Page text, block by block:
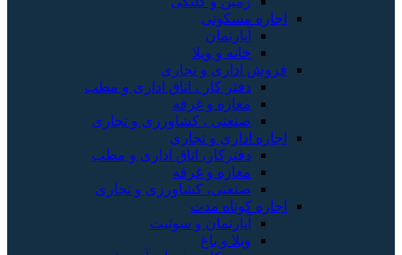
اجاره مسکونی
آپارتمان
خانه و ویلا
فروش اداری و تجاری
دفتر کار ، اتاق اداری و مطب
مغازه و غرفه
صنعتی ، کشاورزی و تجاری
اجاره اداری و تجاری
دفترکار، اتاق اداری و مطب
مغازه و غرفه
صنعتی، کشاورزی و تجاری
اجاره کوتاه مدت
آپارتمان و سوئیت
ویلا و باغ